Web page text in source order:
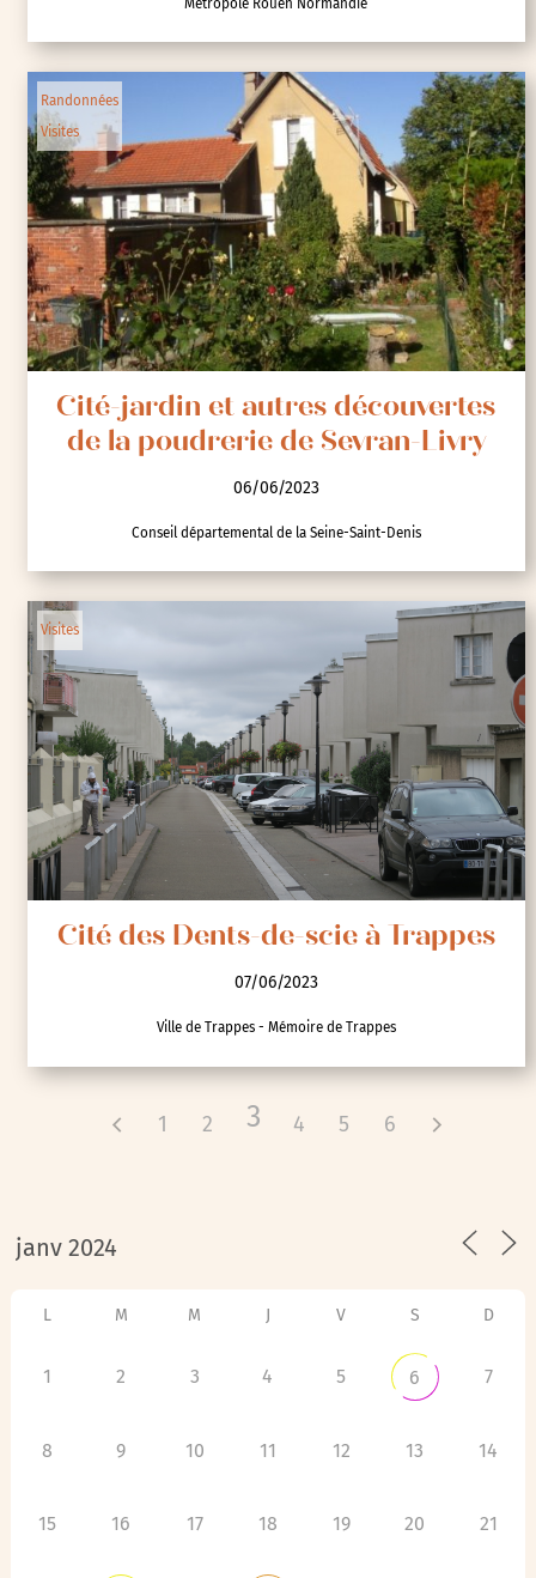
Randonnées
Visites
Cité-jardin et autres découvertes
de la poudrerie de Sevran-Livry
06/06/2023
Conseil départemental de la Seine-Saint-Denis
Visites
Cité des Dents-de-scie à Trappes
07/06/2023
Ville de Trappes - Mémoire de Trappes
1 2 3 4 5 6
L M M J V S D
1 2 3 4 5 6 7
8 9 10 11 12 13 14
15 16 17 18 19 20 21